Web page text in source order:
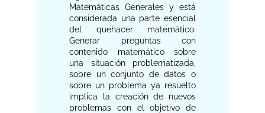
Matemáticas Generales y está
considerada una parte esencial
del quehacer matemático.
Generar preguntas con
contenido matemático sobre
una situación problematizada,
sobre un conjunto de datos o
sobre un problema ya resuelto
implica la creación de nuevos
problemas con el objetivo de